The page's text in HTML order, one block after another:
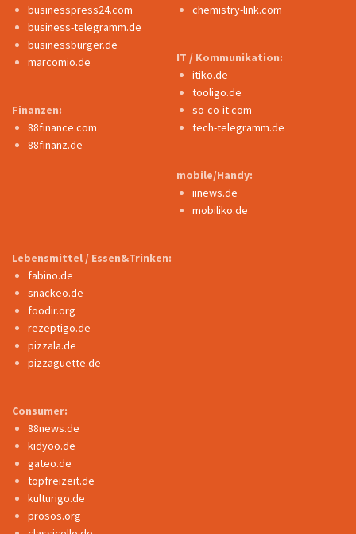
businesspress24.com
business-telegramm.de
businessburger.de
marcomio.de
Finanzen:
88finance.com
88finanz.de
chemistry-link.com
IT / Kommunikation:
itiko.de
tooligo.de
so-co-it.com
tech-telegramm.de
mobile/Handy:
iinews.de
mobiliko.de
Lebensmittel / Essen&Trinken:
fabino.de
snackeo.de
foodir.org
rezeptigo.de
pizzala.de
pizzaguette.de
Consumer:
88news.de
kidyoo.de
gateo.de
topfreizeit.de
kulturigo.de
prosos.org